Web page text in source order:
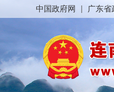
中国政府网 广东省